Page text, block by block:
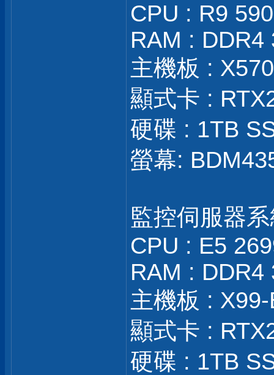
CPU : R9
RAM : DDR4
主機板 :
顯式卡 :
硬碟 : 1TB
螢幕:
監控伺服器
CPU : E5
RAM : DDR4
主機板 : X99-
顯式卡 :
硬碟 : 1TB